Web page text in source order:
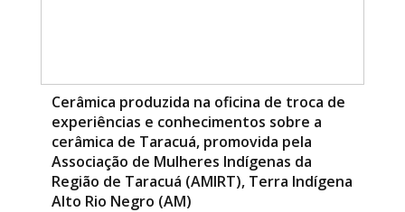
Cerâmica produzida na oficina de troca de
experiências e conhecimentos sobre a
cerâmica de Taracuá, promovida pela
Associação de Mulheres Indígenas da
Região de Taracuá (AMIRT), Terra Indígena
Alto Rio Negro (AM)